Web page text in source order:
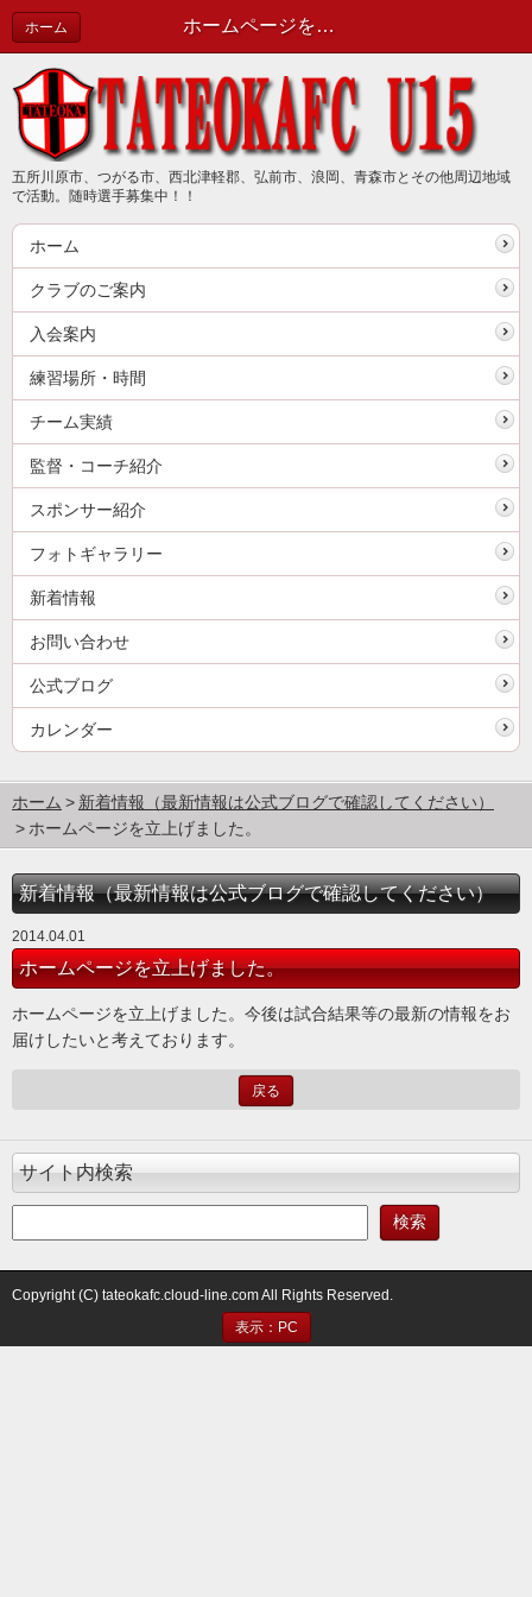
ホームページを立上げました。 | 新着情報（最新情報は公式ブログで確認してください）
ホーム
五所川原市、つがる市、西北津軽郡、弘前市、浪岡、青森市とその他周辺地域
で活動。随時選手募集中！！
ホーム
クラブのご案内
入会案内
練習場所・時間
チーム実績
監督・コーチ紹介
スポンサー紹介
フォトギャラリー
新着情報
お問い合わせ
公式ブログ
カレンダー
ホーム
新着情報（最新情報は公式ブログで確認してください）
ホームページを立上げました。
新着情報（最新情報は公式ブログで確認してください）
2014.04.01
ホームページを立上げました。
ホームページを立上げました。今後は試合結果等の最新の情報をお
届けしたいと考えております。
戻る
サイト内検索
Copyright (C) tateokafc.cloud-line.com All Rights Reserved.
表示：PC